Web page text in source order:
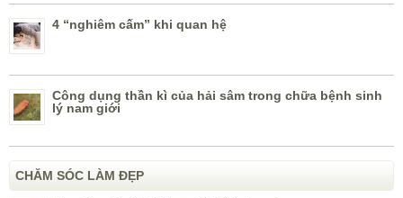
4 “nghiêm cấm” khi quan hệ
Công dụng thần kì của hải sâm trong chữa bệnh sinh
lý nam giới
CHĂM SÓC LÀM ĐẸP